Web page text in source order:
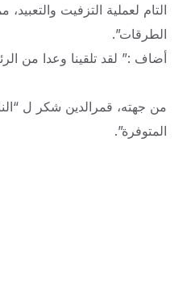
التام لعملية التزفيت
الطرقات”.
أضاف :” لقد تلقينا وعدا من
من جهته، قمرالدين شكر ل
المتوفرة”.